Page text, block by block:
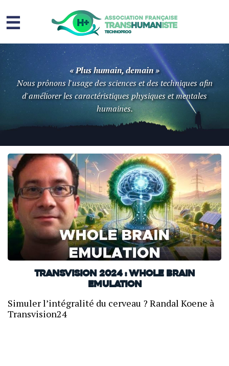
☰
Homme augmenté
Immortalité ?
Question sociale
Risques
Contact
« Plus humain, demain »
Nous prônons l'usage des sciences et des techniques afin
d'améliorer les caractéristiques physiques et mentales
humaines.
TransVision 2024 : Whole Brain
Emulation
Simuler l’intégralité du cerveau ? Randal Koene à
Transvision24